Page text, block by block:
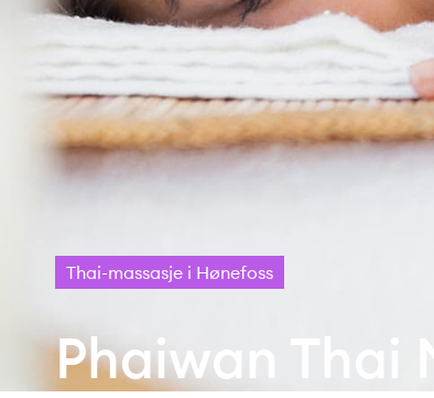
Thai-massasje i Hønefoss
Phaiwan Thai